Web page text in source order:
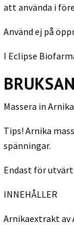
att använda i
Använd ej på
I Eclipse
Massera in
Tips! Arnika
spänningar.
Endast för
INNEHÅLLER
Arnikaextrakt av